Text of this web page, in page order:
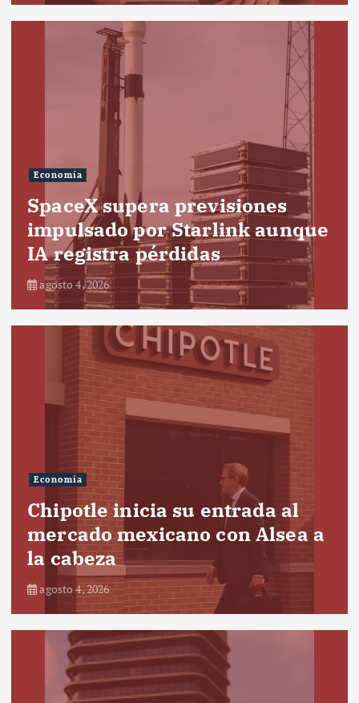
Economía
SpaceX supera previsiones
impulsado por Starlink aunque
IA registra pérdidas
agosto 4, 2026
Economía
Chipotle inicia su entrada al
mercado mexicano con Alsea a
la cabeza
agosto 4, 2026